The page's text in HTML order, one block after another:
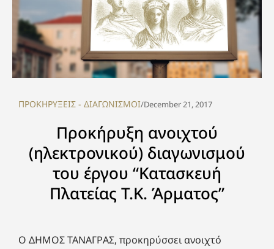
ΠΡΟΚΗΡΥΞΕΙΣ - ΔΙΑΓΩΝΙΣΜΟΙ/December 21, 2017
Προκήρυξη ανοιχτού
(ηλεκτρονικού) διαγωνισμού
του έργου “Κατασκευή
Πλατείας Τ.Κ. Άρματος”
Ο ΔΗΜΟΣ ΤΑΝΑΓΡΑΣ, προκηρύσσει ανοιχτό